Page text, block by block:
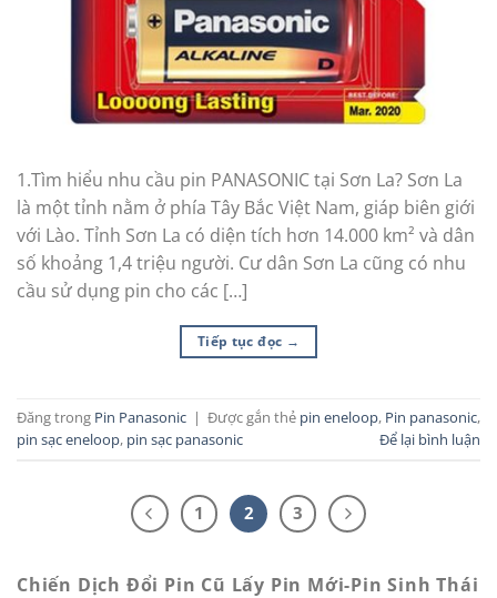
1.Tìm hiểu nhu cầu pin PANASONIC tại Sơn La? Sơn La
là một tỉnh nằm ở phía Tây Bắc Việt Nam, giáp biên giới
với Lào. Tỉnh Sơn La có diện tích hơn 14.000 km² và dân
số khoảng 1,4 triệu người. Cư dân Sơn La cũng có nhu
cầu sử dụng pin cho các […]
Tiếp tục đọc →
Đăng trong Pin Panasonic | Được gắn thẻ pin eneloop, Pin panasonic,
pin sạc eneloop, pin sạc panasonic Để lại bình luận
1 2 3
Chiến Dịch Đổi Pin Cũ Lấy Pin Mới-Pin Sinh Thái